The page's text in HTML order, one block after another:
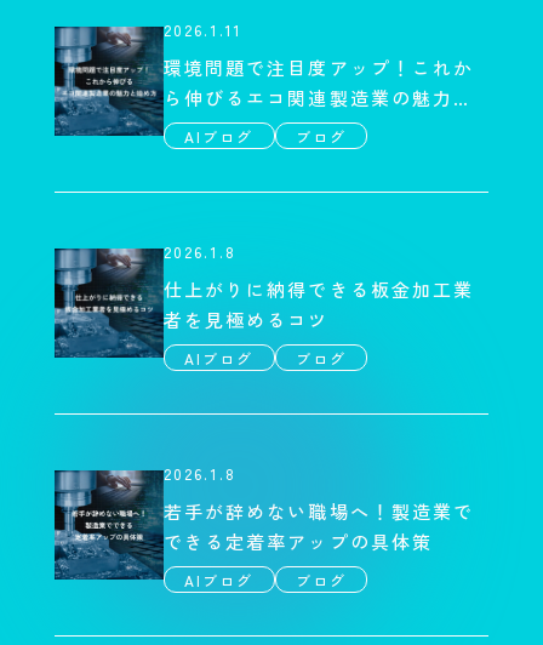
2026.1.11
環境問題で注目度アップ！これか
ら伸びるエコ関連製造業の魅力と
始め方
AIブログ ブログ
2026.1.8
仕上がりに納得できる板金加工業
者を見極めるコツ
AIブログ ブログ
2026.1.8
若手が辞めない職場へ！製造業で
できる定着率アップの具体策
AIブログ ブログ